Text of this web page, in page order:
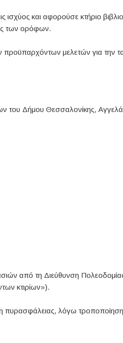
ισχύος και αφορούσε κτήριο
των ορόφων.
προϋπαρχόντων μελετών για την
του Δήμου Θεσσαλονίκης,
από τη Διεύθυνση
κτιρίων»).
πυρασφάλειας, λόγω